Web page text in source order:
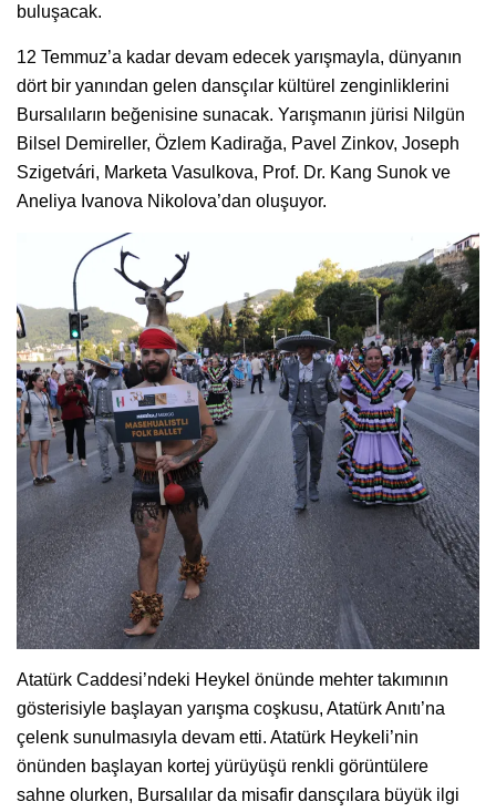
buluşacak.
12 Temmuz’a kadar devam edecek yarışmayla, dünyanın
dört bir yanından gelen dansçılar kültürel zenginliklerini
Bursalıların beğenisine sunacak. Yarışmanın jürisi Nilgün
Bilsel Demireller, Özlem Kadirağa, Pavel Zinkov, Joseph
Szigetvári, Marketa Vasulkova, Prof. Dr. Kang Sunok ve
Aneliya Ivanova Nikolova’dan oluşuyor.
Atatürk Caddesi’ndeki Heykel önünde mehter takımının
gösterisiyle başlayan yarışma coşkusu, Atatürk Anıtı’na
çelenk sunulmasıyla devam etti. Atatürk Heykeli’nin
önünden başlayan kortej yürüyüşü renkli görüntülere
sahne olurken, Bursalılar da misafir dansçılara büyük ilgi